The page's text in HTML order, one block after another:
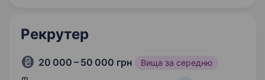
Рекрутер
20 000 – 50 000 грн Вища за середню